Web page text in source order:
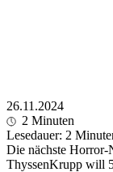
26.11.2024
2 Minuten
Lesedauer: 2
Die nächste Horror-
ThyssenKrupp will